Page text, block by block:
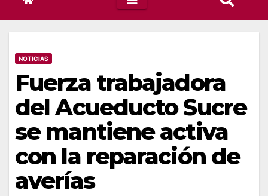
NOTICIAS
Fuerza trabajadora
del Acueducto Sucre
se mantiene activa
con la reparación de
averías